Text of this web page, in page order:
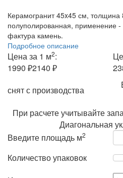
Керамогранит 45x45 см,
полуполированная, применение
фактура камень.
Подробное описание
Цена за 1 м2:
1990 ₽2140 ₽
снят с производства
При расчете учитывайте
Диагональная
Введите площадь м2
Количество упаковок